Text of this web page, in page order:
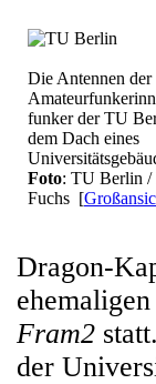
Die Antennen der
funker der TU
dem Dach eines
Foto: TU Berlin /
Fuchs [
Dragon-
Fram2
der